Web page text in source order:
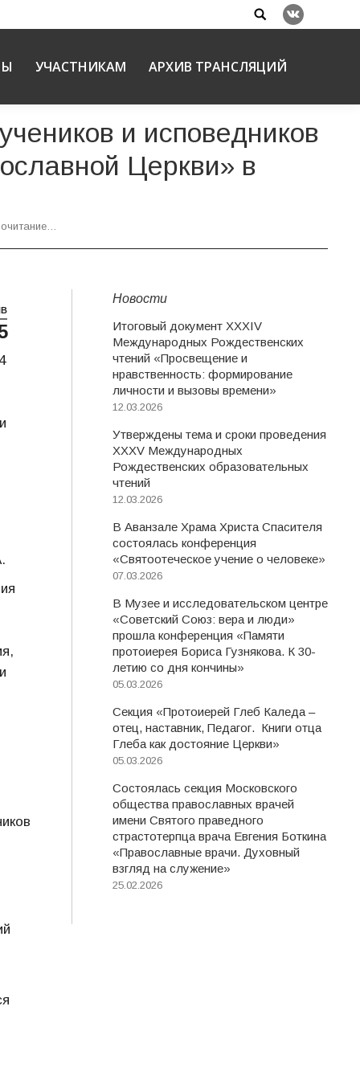
Search:
Вконтакте
УЧАСТНИКАМ АРХИВ ТРАНСЛЯЦИЙ
и исповедников
Церкви» в
Новости
Итоговый документ XXХIV
Международных Рождественских
чтений «Просвещение и
нравственность: формирование
личности и вызовы времени»
12.03.2026
Утверждены тема и сроки проведения
XXXV Международных
Рождественских образовательных
чтений
12.03.2026
В Аванзале Храма Христа Спасителя
состоялась конференция
«Святоотеческое учение о человеке»
07.03.2026
В Музее и исследовательском центре
«Советский Союз: вера и люди»
прошла конференция «Памяти
протоиерея Бориса Гузнякова. К 30-
летию со дня кончины»
05.03.2026
Секция «Протоиерей Глеб Каледа –
отец, наставник, Педагог. Книги отца
Глеба как достояние Церкви»
05.03.2026
Состоялась секция Московского
общества православных врачей
имени Святого праведного
страстотерпца врача Евгения Боткина
«Православные врачи. Духовный
взгляд на служение»
25.02.2026